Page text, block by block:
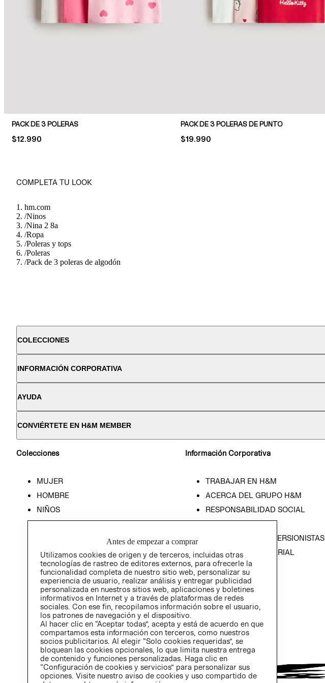
PACK DE 3 POLERAS
PRICE:
$12.990
PACK DE 3 POLERAS DE PUNTO
PRICE:
$19.990
COMPLETA TU LOOK
hm.com
/Ninos
/Nina 2 8a
/Ropa
/Poleras y tops
/Poleras
/Pack de 3 poleras de algodón
COLECCIONES
INFORMACIÓN CORPORATIVA
AYUDA
CONVIÉRTETE EN H&M MEMBER
Colecciones
MUJER
HOMBRE
NIÑOS
HOME
Información Corporativa
TRABAJAR EN H&M
ACERCA DEL GRUPO H&M
RESPONSABILIDAD SOCIAL
PRENSA
RELACIÓN CON INVERSIONISTAS
POLÍTICA EMPRESARIAL
Antes de empezar a comprar
Utilizamos cookies de origen y de terceros, incluidas otras
tecnologías de rastreo de editores externos, para ofrecerle la
funcionalidad completa de nuestro sitio web, personalizar su
experiencia de usuario, realizar análisis y entregar publicidad
personalizada en nuestros sitios web, aplicaciones y boletines
informativos en Internet y a través de plataformas de redes
sociales. Con ese fin, recopilamos información sobre el usuario,
los patrones de navegación y el dispositivo.
Al hacer clic en “Aceptar todas”, acepta y está de acuerdo en que
compartamos esta información con terceros, como nuestros
socios publicitarios. Al elegir “Solo cookies requeridas”, se
bloquean las cookies opcionales, lo que limita nuestra entrega
de contenido y funciones personalizadas. Haga clic en
“Configuración de cookies y servicios” para personalizar sus
opciones. Visite nuestro aviso de cookies y uso compartido de